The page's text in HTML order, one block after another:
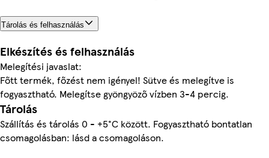
Tárolás és felhasználás
Elkészítés és felhasználás
Melegítési javaslat:
Főtt termék, főzést nem igényel! Sütve és melegítve is
fogyasztható. Melegítse gyöngyöző vízben 3-4 percig.
Tárolás
Szállítás és tárolás 0 - +5°C között. Fogyasztható bontatlan
csomagolásban: lásd a csomagoláson.